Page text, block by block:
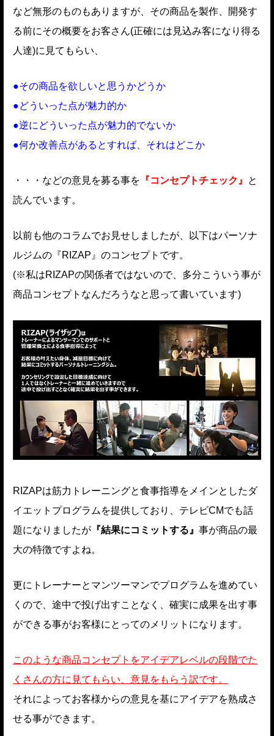
など無形のものもありますが、その商品を製作、開発す
る前にその概要をお客さん(正確には見込み客になり得る
人達)に見てもらい、
●その商品を欲しいと思うかどうか
●どういった点が魅力的か
●逆にどういった点が魅力的でないか
●何か改善点があるとすれば、それはどこか
・・・などの意見を募る事を 『コンセプトチェック』
と
読んでいます。
以前も他のコラムでお見せしましたが、以下はパーソナ
ルジムの『RIZAP』のコンセプトです。
(※私はRIZAPの関係者ではないので、多分こういう事が
商品コンセプトなんだろうなと思って書いています)
RIZAPは筋力トレーニングと食事指導をメインとしたダ
イエットプログラムを提供しており、テレビCMでも話
題になりましたが 『結果にコミットする』 事が商品の最
大の特徴ですよね。
更にトレーナーとマンツーマンでプログラムを進めてい
くので、途中で投げ出すことなく、確実に成果を出す事
ができる事がお客様にとってのメリットになります。
このような商品コンセプトをアイデアレベルの段階でた
くさんの方に見てもらい、意見をもらう訳です。
それによってお客様からの意見を基にアイデアを熟成さ
せる事ができます。